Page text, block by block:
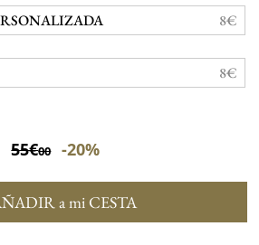
8€
8€
55€00 -20%
a mi CESTA